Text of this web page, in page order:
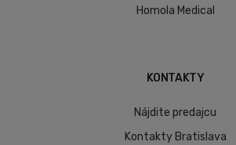
Homola Medical
KONTAKTY
Nájdite predajcu
Kontakty Bratislava